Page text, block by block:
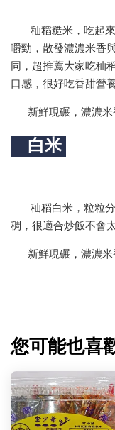
秈稻糙米，吃起來
嚼勁，散發濃濃米香
同，超推薦大家吃秈
口感，很好吃香甜營養
新鮮現碾，濃濃米
白米
秈稻白米，粒粒分
稠，很適合炒飯不會
新鮮現碾，濃濃米
您可能也喜